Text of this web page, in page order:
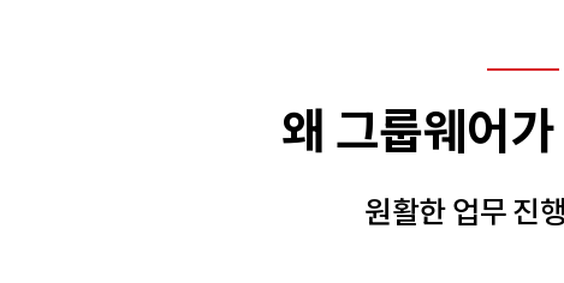
왜 그룹웨어
원활한 업무 진